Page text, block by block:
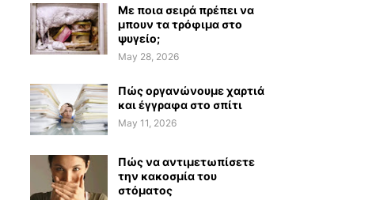
Με ποια σειρά πρέπει να
μπουν τα τρόφιμα στο
ψυγείο;
May 28, 2026
Πώς οργανώνουμε χαρτιά
και έγγραφα στο σπίτι
May 11, 2026
Πώς να αντιμετωπίσετε
την κακοσμία του
στόματος